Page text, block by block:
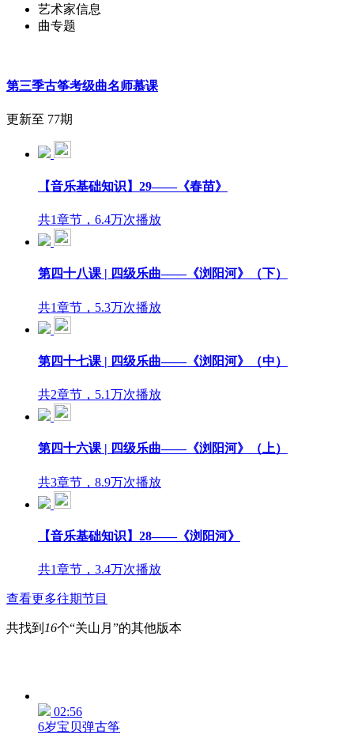
艺术家信息
曲专题
第三季古筝考级曲名师慕课
更新至 77期
【音乐基础知识】29——《春苗》
共1章节，6.4万次播放
第四十八课 | 四级乐曲——《浏阳河》（下）
共1章节，5.3万次播放
第四十七课 | 四级乐曲——《浏阳河》（中）
共2章节，5.1万次播放
第四十六课 | 四级乐曲——《浏阳河》（上）
共3章节，8.9万次播放
【音乐基础知识】28——《浏阳河》
共1章节，3.4万次播放
查看更多往期节目
共找到 16个“关山月”的其他版本
02:56
6岁宝贝弹古筝